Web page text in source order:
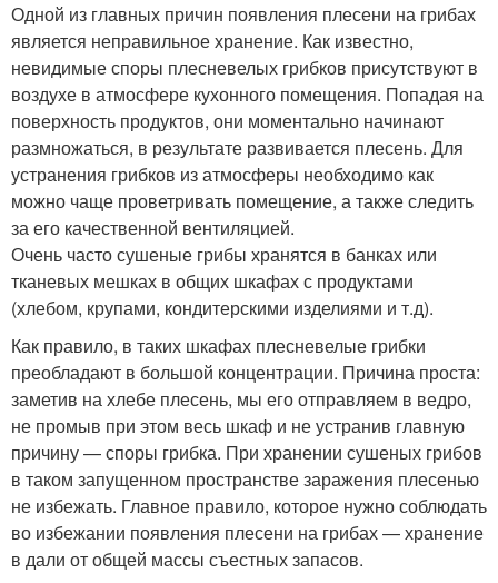
Одной из главных причин появления плесени на грибах
является неправильное хранение. Как известно,
невидимые споры плесневелых грибков присутствуют в
воздухе в атмосфере кухонного помещения. Попадая на
поверхность продуктов, они моментально начинают
размножаться, в результате развивается плесень. Для
устранения грибков из атмосферы необходимо как
можно чаще проветривать помещение, а также следить
за его качественной вентиляцией.
Очень часто сушеные грибы хранятся в банках или
тканевых мешках в общих шкафах с продуктами
(хлебом, крупами, кондитерскими изделиями и т.д).
Как правило, в таких шкафах плесневелые грибки
преобладают в большой концентрации. Причина проста:
заметив на хлебе плесень, мы его отправляем в ведро,
не промыв при этом весь шкаф и не устранив главную
причину — споры грибка. При хранении сушеных грибов
в таком запущенном пространстве заражения плесенью
не избежать. Главное правило, которое нужно соблюдать
во избежании появления плесени на грибах — хранение
в дали от общей массы съестных запасов.